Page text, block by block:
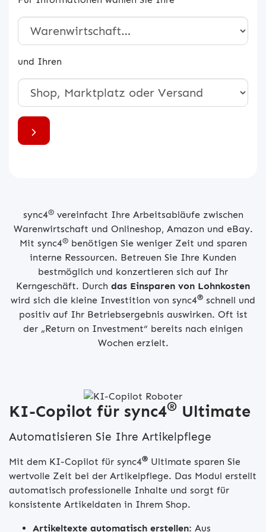
und Ihren
sync4®vereinfacht Ihre Arbeitsabläufe zwischen
Warenwirtschaft und Onlineshop, Amazon und eBay.
Mit sync4®benötigen Sie weniger Zeit und sparen
interne Ressourcen. Betreuen Sie Ihre Kunden
bestmöglich und konzertieren sich auf Ihr
Kerngeschäft. Durch das Einsparen von Lohnkosten
wird sich die kleine Investition von sync4® schnell und
positiv auf Ihr Betriebsergebnis auswirken. Oft ist
der „Return on Investment“ bereits nach einigen
Wochen erzielt.
KI-Copilot für sync4® Ultimate
Automatisieren Sie Ihre Artikelpflege
Mit dem KI-Copilot für sync4® Ultimate sparen Sie
wertvolle Zeit bei der Artikelpflege. Das Modul erstellt
automatisch professionelle Inhalte und sorgt für
konsistente Artikeldaten in Ihrem Shop.
Artikeltexte automatisch erstellen: Aus